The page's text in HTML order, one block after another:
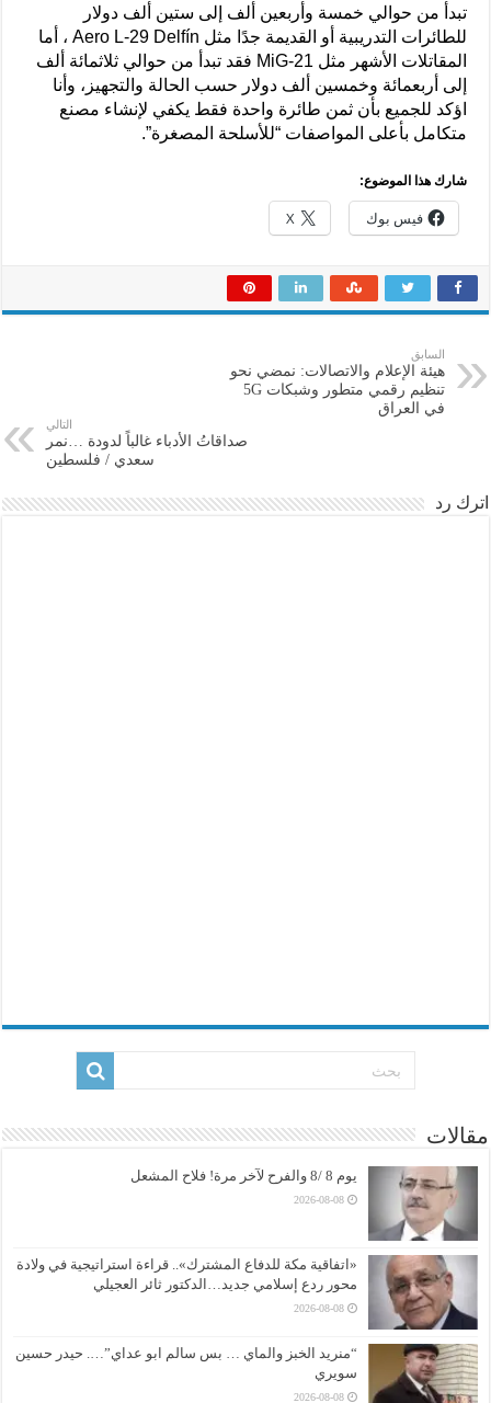
تبدأ من حوالي خمسة وأربعين ألف إلى ستين ألف دولار
للطائرات التدريبية أو القديمة جدًا مثل Aero L-29 Delfín ، أما
المقاتلات الأشهر مثل MiG-21 فقد تبدأ من حوالي ثلاثمائة ألف
إلى أربعمائة وخمسين ألف دولار حسب الحالة والتجهيز، وأنا
اؤكد للجميع بأن ثمن طائرة واحدة فقط يكفي لإنشاء مصنع
متكامل بأعلى المواصفات “للأسلحة المصغرة”.
شارك هذا الموضوع:
فيس بوك X
السابق
هيئة الإعلام والاتصالات: نمضي نحو
تنظيم رقمي متطور وشبكات 5G
في العراق
التالي
صداقاتُ الأدباء غالباً لدودة …نمر
سعدي / فلسطين
اترك رد
مقالات
يوم 8 /8 والفرح لآخر مرة! فلاح المشعل
2026-08-08
«اتفاقية مكة للدفاع المشترك».. قراءة استراتيجية في ولادة
محور ردع إسلامي جديد…الدكتور ثائر العجيلي
2026-08-08
“منريد الخبز والماي … بس سالم ابو عداي”…. حيدر حسين
سويري
2026-08-08